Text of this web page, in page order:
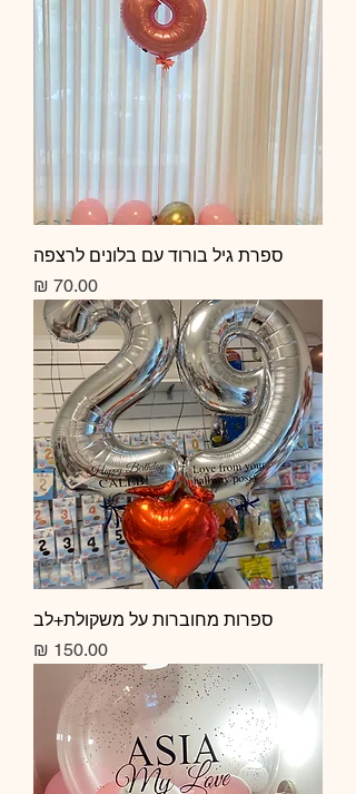
ספרת גיל בורוד עם בלונים לרצפה
מחיר
ספרות מחוברות על משקולת+לב
מחיר